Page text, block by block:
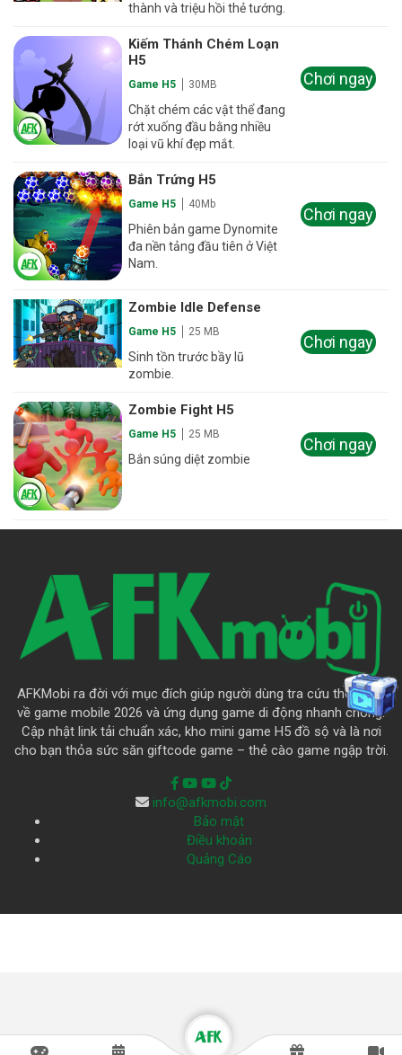
thành và triệu hồi thẻ tướng.
Kiếm Thánh Chém Loạn
H5
Game H5 30MB
Chặt chém các vật thể đang
rớt xuống đầu bằng nhiều
loại vũ khí đẹp mắt.
Chơi ngay
Bắn Trứng H5
Game H5 40Mb
Phiên bản game Dynomite
đa nền tảng đầu tiên ở Việt
Nam.
Chơi ngay
Zombie Idle Defense
Game H5 25 MB
Sinh tồn trước bầy lũ
zombie.
Chơi ngay
Zombie Fight H5
Game H5 25 MB
Bắn súng diệt zombie
Chơi ngay
AFKMobi ra đời với mục đích giúp người dùng tra cứu thông tin
về game mobile 2026 và ứng dụng game di động nhanh chóng.
Cập nhật link tải chuẩn xác, kho mini game H5 đồ sộ và là nơi
cho bạn thỏa sức săn giftcode game – thẻ cào game ngập trời.
info@afkmobi.com
Bảo mật
Điều khoản
Quảng Cáo